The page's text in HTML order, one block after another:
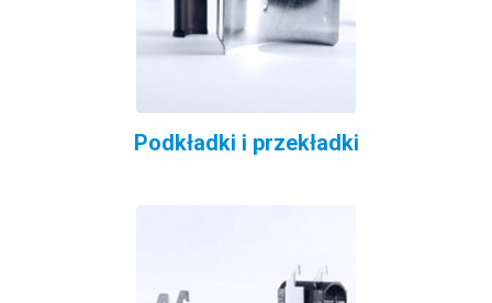
Podkładki i przekładki